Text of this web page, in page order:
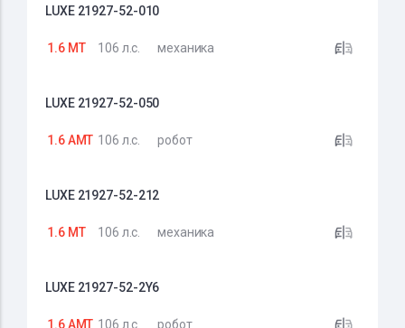
LUXE 21927-52-010
1.6 MT 106 л.с. механика
LUXE 21927-52-050
1.6 AMT 106 л.с. робот
LUXE 21927-52-212
1.6 MT 106 л.с. механика
LUXE 21927-52-2Y6
1.6 AMT 106 л.с. робот